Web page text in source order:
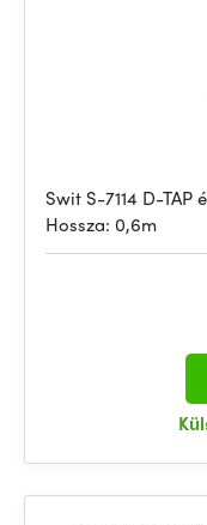
Swit S-7114 D-
Hossza: 0,6m